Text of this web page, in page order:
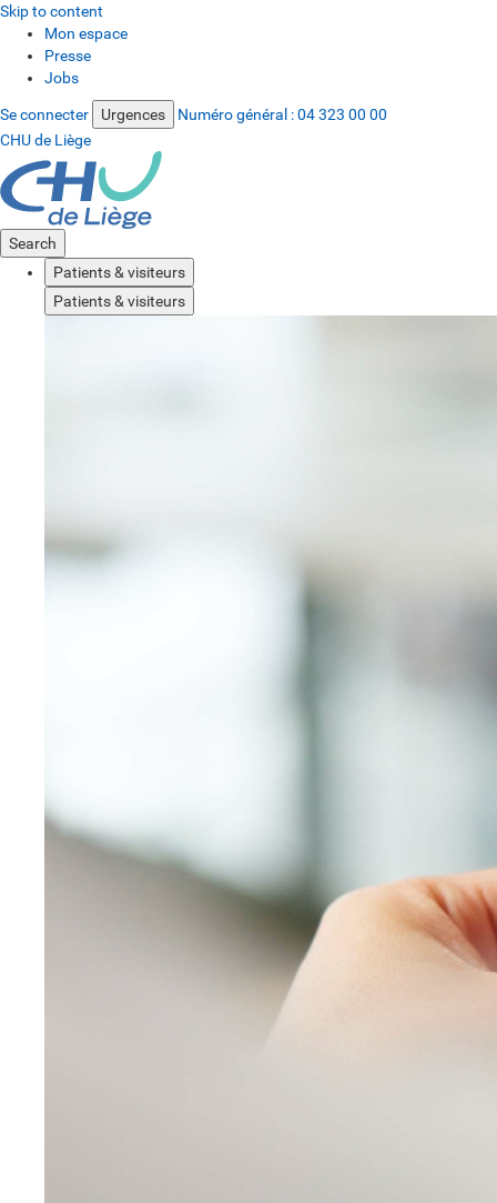
Skip to content
Mon espace
Presse
Jobs
Se connecter Urgences Numéro général :04 323 00 00
CHU de Liège
Search
Patients & visiteurs
Patients & visiteurs